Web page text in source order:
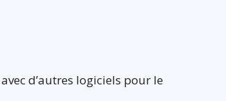
d’autres logiciels pour le